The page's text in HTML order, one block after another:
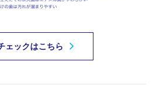
ェックはこちら